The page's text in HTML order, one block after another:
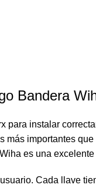
Bandera
instalar
más importantes
es una
Cada llave